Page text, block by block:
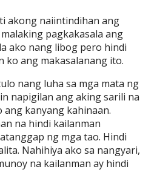
akong naiintindihan ang
pagkakasala ang
ako nang libog pero hindi
ko ang makasalanang ito.
nang luha sa mga mata ng
napigilan ang aking sarili na
ang kanyang kahinaan.
na hindi kailanman
ng mga tao. Hindi
Nahihiya ako sa nangyari,
na kailanman ay hindi